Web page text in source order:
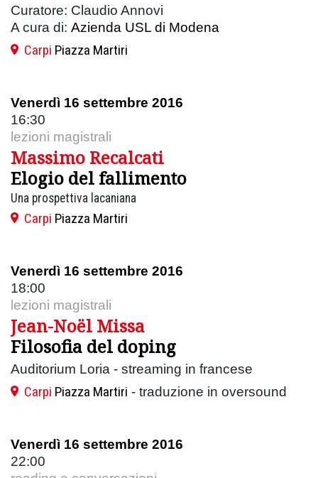
Curatore: Claudio Annovi
A cura di: Azienda USL di Modena
Carpi Piazza Martiri
Venerdì 16 settembre 2016
16:30
lezioni magistrali
Massimo Recalcati
Elogio del fallimento
Una prospettiva lacaniana
Carpi Piazza Martiri
Venerdì 16 settembre 2016
18:00
lezioni magistrali
Jean-Noël Missa
Filosofia del doping
Auditorium Loria - streaming in francese
Carpi Piazza Martiri - traduzione in oversound
Venerdì 16 settembre 2016
22:00